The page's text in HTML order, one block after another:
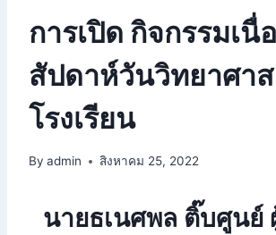
การเปิด กิจกรรมเนื่
สัปดาห์วันวิทยาศา
โรงเรียน
By admin สิงหาคม 25, 2022
นายธเนศพล ติ๊บศูนย์